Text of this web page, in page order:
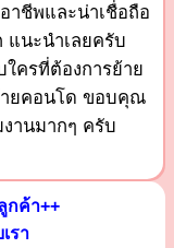
าชีพและน่าเชื่อถือ
แนะนำเลยครับ
ใครที่ต้องการย้าย
ยคอนโด ขอบคุณ
านมากๆ ครับ
กค้า++
รา